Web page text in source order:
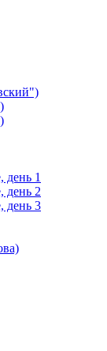
день 1
день 2
день 3